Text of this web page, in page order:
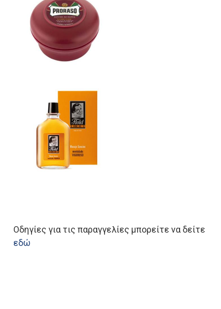
Οδηγίες για τις παραγγελίες μπορείτε να δείτε
εδώ